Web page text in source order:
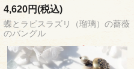
4,620円(税込)
蝶とラピスラズリ（瑠璃）の薔薇
のバングル